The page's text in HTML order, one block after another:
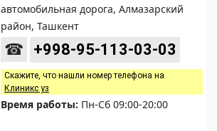
автомобильная дорога, Алмазарский
район, Ташкент
☎ +998-95-113-03-03
Скажите, что нашли номер телефона на
Клиникс уз
Время работы: Пн-Сб 09:00-20:00